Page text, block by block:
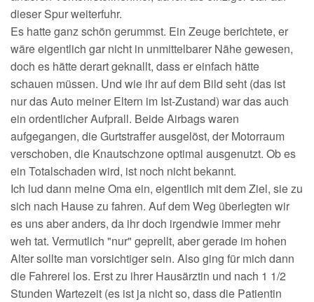
dieser Spur weiterfuhr.
Es hatte ganz schön gerummst. Ein Zeuge berichtete, er
wäre eigentlich gar nicht in unmittelbarer Nähe gewesen,
doch es hätte derart geknallt, dass er einfach hätte
schauen müssen. Und wie ihr auf dem Bild seht (das ist
nur das Auto meiner Eltern im Ist-Zustand) war das auch
ein ordentlicher Aufprall. Beide Airbags waren
aufgegangen, die Gurtstraffer ausgelöst, der Motorraum
verschoben, die Knautschzone optimal ausgenutzt. Ob es
ein Totalschaden wird, ist noch nicht bekannt.
Ich lud dann meine Oma ein, eigentlich mit dem Ziel, sie zu
sich nach Hause zu fahren. Auf dem Weg überlegten wir
es uns aber anders, da ihr doch irgendwie immer mehr
weh tat. Vermutlich "nur" geprellt, aber gerade im hohen
Alter sollte man vorsichtiger sein. Also ging für mich dann
die Fahrerei los. Erst zu ihrer Hausärztin und nach 1 1/2
Stunden Wartezeit (es ist ja nicht so, dass die Patientin